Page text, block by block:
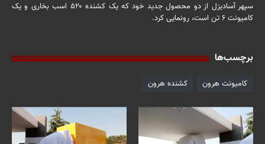
سپهر آسادیزل از دو محصول جدید خود که یک کشنده ۵۲۰ اسب بخاری و یک
کامیونت ۶ تن است، رونمایی کرد.
برچسب‌ها
کامیونت هرون کشنده هرون